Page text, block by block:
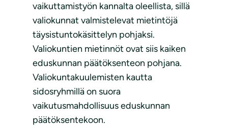
vaikuttamistyön kannalta oleellista, sillä
valiokunnat valmistelevat mietintöjä
täysistuntokäsittelyn pohjaksi.
Valiokuntien mietinnöt ovat siis kaiken
eduskunnan päätöksenteon pohjana.
Valiokuntakuulemisten kautta
sidosryhmillä on suora
vaikutusmahdollisuus eduskunnan
päätöksentekoon.